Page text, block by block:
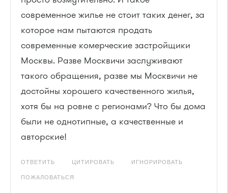
современное жилье не стоит таких денег, за
которое нам пытаются продать
современные комерческие застройщики
Москвы. Разве Москвичи заслуживают
такого обращения, разве мы Москвичи не
достойны хорошего качественного жилья,
хотя бы на ровне с регионами? Что бы дома
были не однотипные, а качественные и
авторские!
ОТВЕТИТЬ ЦИТИРОВАТЬ ИГНОРИРОВАТЬ
ПОЖАЛОВАТЬСЯ